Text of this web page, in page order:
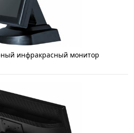
инфракрасный монитор